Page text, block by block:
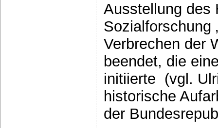
Ausstellung des
Sozialforschung
Verbrechen der
beendet, die
initiierte (vgl.
historische
der